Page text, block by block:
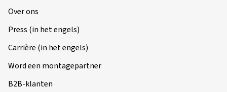
Over ons
Press (in het engels)
Carrière (in het engels)
Word een montagepartner
B2B-klanten